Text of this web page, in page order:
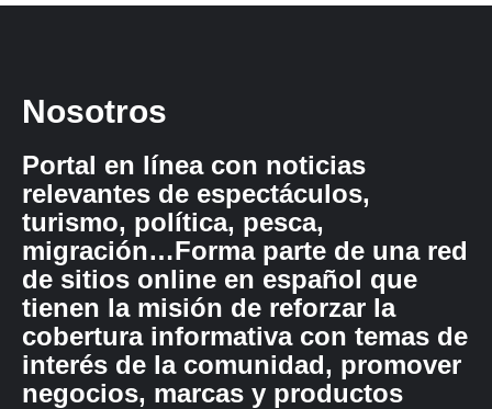
Nosotros
Portal en línea con noticias
relevantes de espectáculos,
turismo, política, pesca,
migración…Forma parte de una red
de sitios online en español que
tienen la misión de reforzar la
cobertura informativa con temas de
interés de la comunidad, promover
negocios, marcas y productos